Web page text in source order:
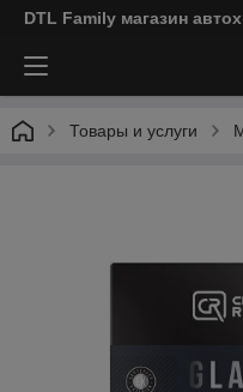
DTL Family магазин
Товары и услуги